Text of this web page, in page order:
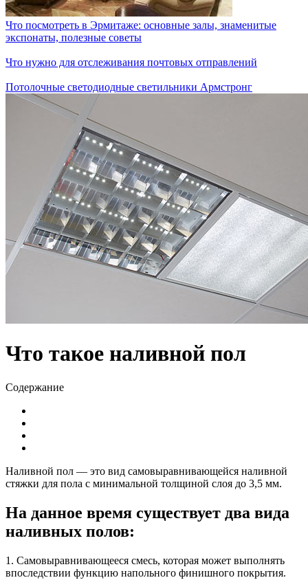
Что посмотреть в Эрмитаже: основные залы, знаменитые
экспонаты, полезные советы
Что нужно для отслеживания почтовых отправлений
Потолочные светодиодные светильники Армстронг
Что такое наливной пол
Содержание
Наливной пол — это вид самовыравнивающейся наливной
стяжки для пола с минимальной толщиной слоя до 3,5 мм.
На данное время существует два вида
наливных полов:
1. Самовыравнивающееся смесь, которая может выполнять
впоследствии функцию напольного финишного покрытия.